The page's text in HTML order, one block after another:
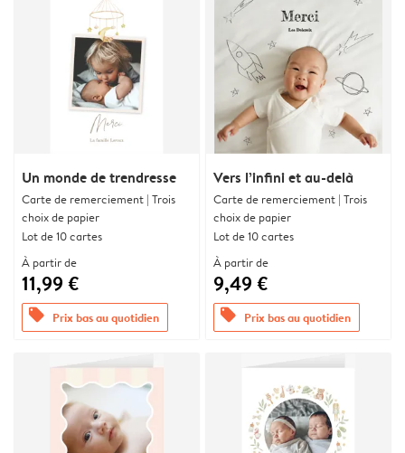
Un monde de trendresse
Carte de remerciement | Trois
choix de papier
Lot de 10 cartes
À partir de
11,99 €
offers Prix bas au quotidien
Vers l’infini et au-delà
Carte de remerciement | Trois
choix de papier
Lot de 10 cartes
À partir de
9,49 €
offers Prix bas au quotidien